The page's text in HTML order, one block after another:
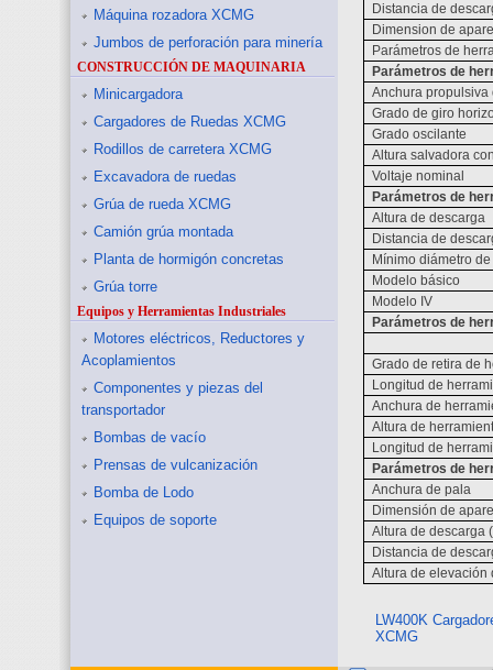
Máquina rozadora XCMG
Jumbos de perforación para minería
CONSTRUCCIÓN DE MAQUINARIA
Minicargadora
Cargadores de Ruedas XCMG
Rodillos de carretera XCMG
Excavadora de ruedas
Grúa de rueda XCMG
Camión grúa montada
Planta de hormigón concretas
Grúa torre
Equipos y Herramientas Industriales
Motores eléctricos, Reductores y
Acoplamientos
Componentes y piezas del
transportador
Bombas de vacío
Prensas de vulcanización
Bomba de Lodo
Equipos de soporte
Distancia de
Dimension de
Parámetros de
Parámetros de
Anchura propulsiva
Grado de giro
Grado oscilante
Altura salvadora
Voltaje nominal
Parámetros de
Altura de descarga
Distancia de
Mínimo diámetro
Modelo básico
Modelo IV
Parámetros de
Grado de retira de
Longitud de
Anchura de
Altura de
Longitud de
Parámetros de
Anchura de pala
Dimensión de
Altura de descarga
Distancia de
Altura de elevación
LW400K
XCMG